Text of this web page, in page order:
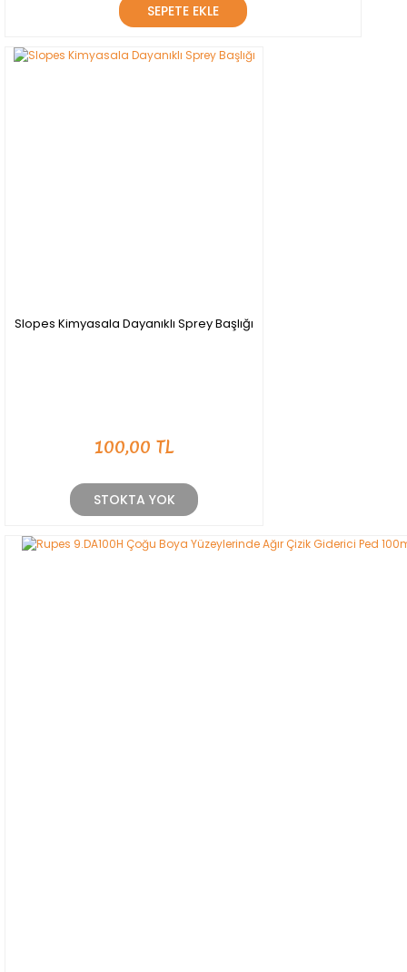
SEPETE EKLE
Slopes Kimyasala Dayanıklı Sprey Başlığı
100,00 TL
STOKTA YOK